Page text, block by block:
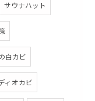
サウナハット
白カビ
ィオカビ